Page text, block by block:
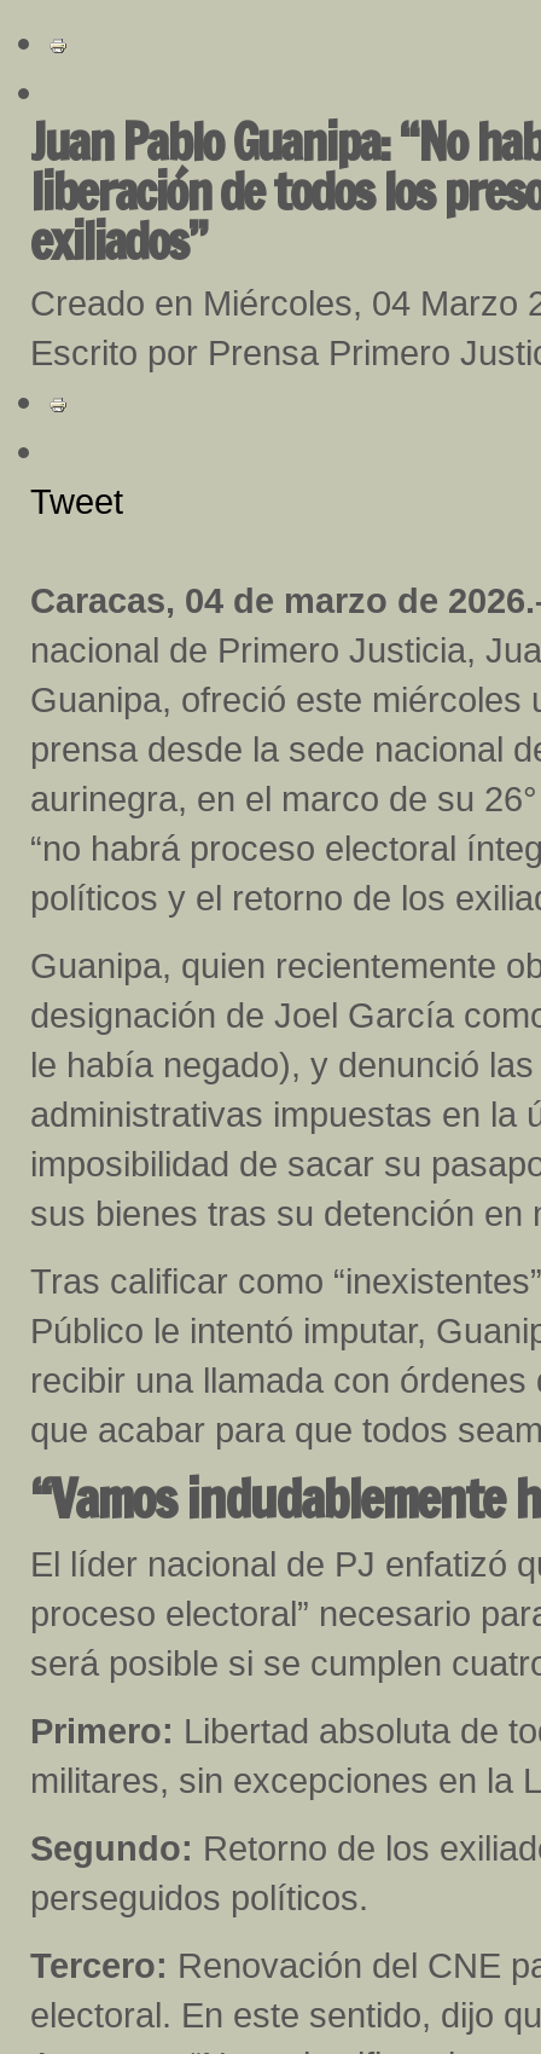
Juan Pablo Guanipa: “No
liberación de todos los
exiliados”
Creado en Miércoles, 04 Marzo
Escrito por Prensa Primero
Tweet
Caracas, 04 de marzo de
nacional de Primero Justicia,
Guanipa, ofreció este miércoles
prensa desde la sede nacional
aurinegra, en el marco de su
“no habrá proceso electoral
políticos y el retorno de los
Guanipa, quien recientemente
designación de Joel García
le había negado), y denunció
administrativas impuestas en la
imposibilidad de sacar su
sus bienes tras su detención en
Tras calificar como
Público le intentó imputar,
recibir una llamada con
que acabar para que todos
“Vamos indudablemente
El líder nacional de PJ enfatizó
proceso electoral” necesario
será posible si se cumplen
Primero: Libertad absoluta de
militares, sin excepciones en la
Segundo: Retorno de los
perseguidos políticos.
Tercero: Renovación del CNE
electoral. En este sentido, dijo